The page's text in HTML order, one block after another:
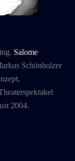
Salome
Schönholzer
2004.